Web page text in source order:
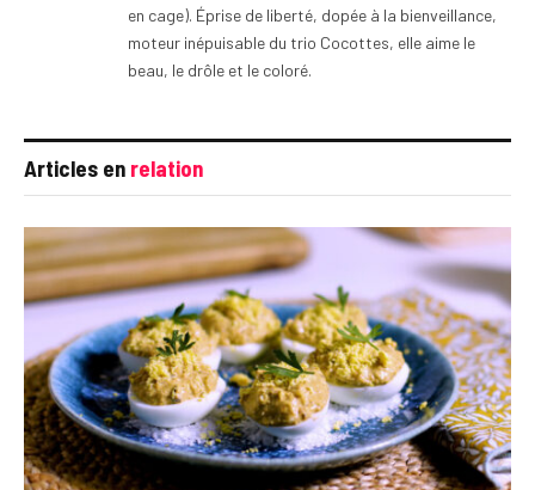
en cage). Éprise de liberté, dopée à la bienveillance,
moteur inépuisable du trio Cocottes, elle aime le
beau, le drôle et le coloré.
Articles en relation